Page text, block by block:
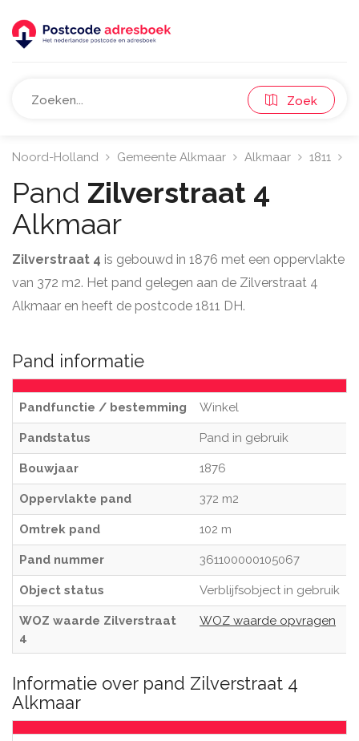
Zoek
Noord-Holland Gemeente Alkmaar Alkmaar 1811
Pand Zilverstraat 4
Alkmaar
Zilverstraat 4 is gebouwd in 1876 met een oppervlakte
van 372 m2. Het pand gelegen aan de Zilverstraat 4
Alkmaar en heeft de postcode 1811 DH.
Pand informatie
Pandfunctie / bestemming Winkel
Pandstatus Pand in gebruik
Bouwjaar 1876
Oppervlakte pand 372 m2
Omtrek pand 102 m
Pand nummer 361100000105067
Object status Verblijfsobject in gebruik
WOZ waarde Zilverstraat
4
WOZ waarde opvragen
Informatie over pand Zilverstraat 4
Alkmaar